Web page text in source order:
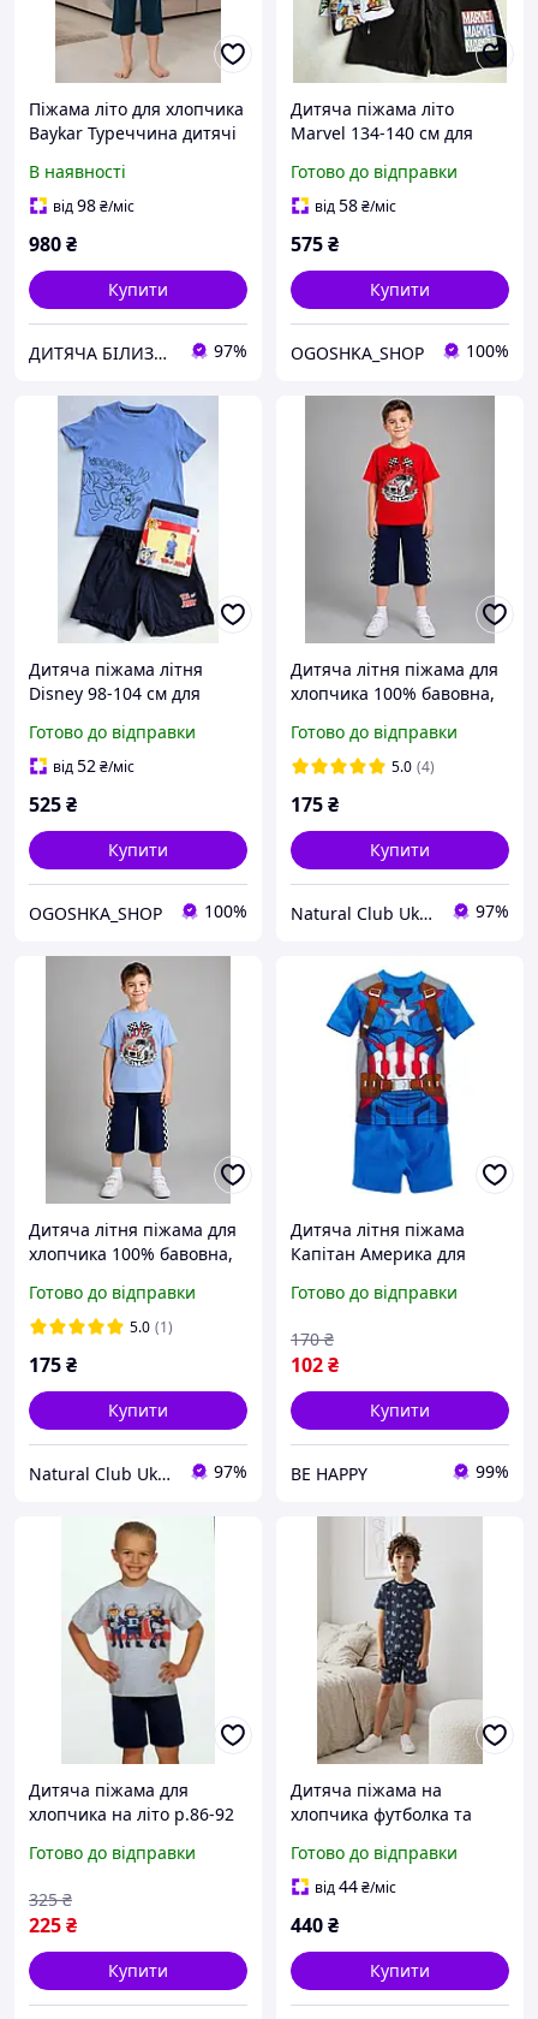
Піжама літо для хлопчика
Baykar Туреччина дитячі
арт 9671-107 Синій
В наявності
від98₴/міс
980₴
Купити
ДИТЯЧА БІЛИЗНА БАЙКАР 97%
Дитяча піжама літо
Marvel 134-140 см для
Готово до відправки
від58₴/міс
575₴
Купити
OGOSHKA_SHOP 100%
Дитяча піжама літня
Disney 98-104 см для
Готово до відправки
від52₴/міс
525₴
Купити
OGOSHKA_SHOP 100%
Дитяча літня піжама для
хлопчика 100% бавовна,
Готово до відправки
5.0 (4)
175₴
Купити
Natural Club Ukraine 97%
Дитяча літня піжама для
хлопчика 100% бавовна,
Готово до відправки
5.0 (1)
175₴
Купити
Natural Club Ukraine 97%
Дитяча літня піжама
Капітан Америка для
для сну супергероя
Готово до відправки
102₴
170 ₴
Купити
BE HAPPY 99%
Дитяча піжама для
хлопчика на літо р.86-92
Готово до відправки
225₴
325 ₴
Купити
Дитяча піжама на
хлопчика футболка та
Готово до відправки
від44₴/міс
440₴
Купити